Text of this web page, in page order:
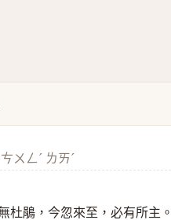
ㄘㄨㄥˊ ㄌㄞˊ
杜鵑，今忽來至，必有所主。